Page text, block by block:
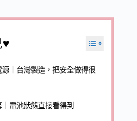
♥
源｜台灣製造，把安全做得很
電池狀態直接看得到